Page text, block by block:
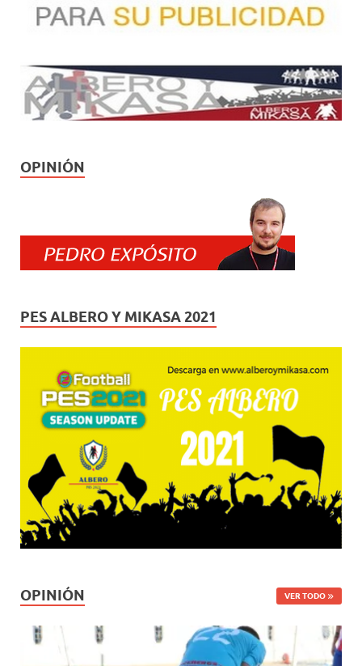
OPINIÓN
PES ALBERO Y MIKASA 2021
OPINIÓN VER TODO